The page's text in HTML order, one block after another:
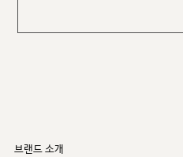
브랜드 소개